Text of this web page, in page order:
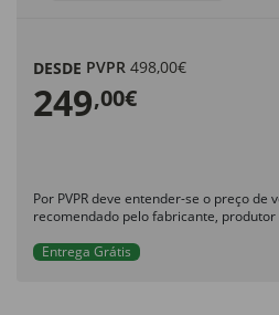
DESDE PVPR 498,00€
249,00€
Por PVPR deve entender-se o preço de
recomendado pelo fabricante,
Entrega Grátis